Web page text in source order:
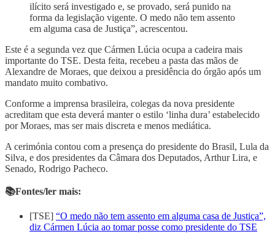
ilícito será investigado e, se provado, será punido na
forma da legislação vigente. O medo não tem assento
em alguma casa de Justiça”, acrescentou.
Este é a segunda vez que Cármen Lúcia ocupa a cadeira mais
importante do TSE. Desta feita, recebeu a pasta das mãos de
Alexandre de Moraes, que deixou a presidência do órgão após um
mandato muito combativo.
Conforme a imprensa brasileira, colegas da nova presidente
acreditam que esta deverá manter o estilo ‘linha dura’ estabelecido
por Moraes, mas ser mais discreta e menos mediática.
A cerimónia contou com a presença do presidente do Brasil, Lula da
Silva, e dos presidentes da Câmara dos Deputados, Arthur Lira, e
Senado, Rodrigo Pacheco.
📚Fontes/ler mais:
[TSE] “O medo não tem assento em alguma casa de Justiça”,
diz Cármen Lúcia ao tomar posse como presidente do TSE